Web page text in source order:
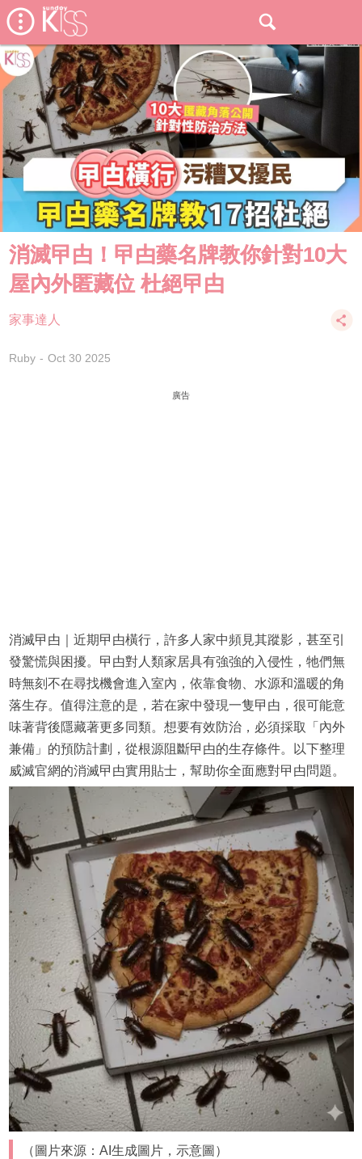
消滅曱甴！曱甴藥名牌教你針對10大
屋內外匿藏位 杜絕曱甴
家事達人
Ruby Oct 30 2025
廣告
消滅曱甴｜近期曱甴橫行，許多人家中頻見其蹤影，甚至引
發驚慌與困擾。曱甴對人類家居具有強強的入侵性，牠們無
時無刻不在尋找機會進入室內，依靠食物、水源和溫暖的角
落生存。值得注意的是，若在家中發現一隻曱甴，很可能意
味著背後隱藏著更多同類。想要有效防治，必須採取「內外
兼備」的預防計劃，從根源阻斷曱甴的生存條件。以下整理
威滅官網的消滅曱甴實用貼士，幫助你全面應對曱甴問題。
（圖片來源：AI生成圖片，示意圖）